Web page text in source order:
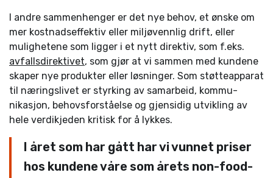
I andre sammenhenger er det nye behov, et ønske om
mer kostnadseffektiv eller miljøvennlig drift, eller
mulighetene som ligger i et nytt direktiv, som f.eks.
avfallsdirektivet, som gjør at vi sammen med kundene
skaper nye produkter eller løsninger. Som støtteapparat
til næringslivet er styrking av samarbeid, kommu­
nikasjon, behovsforståelse og gjensidig utvikling av
hele verdikjeden kritisk for å lykkes.
I året som har gått har vi vunnet priser
hos kundene våre som årets non-food-